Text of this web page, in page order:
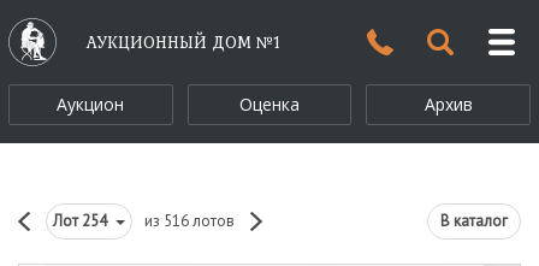
АУКЦИОННЫЙ ДОМ №1
Аукцион Оценка Архив
Лот254 из 516 лотов В каталог